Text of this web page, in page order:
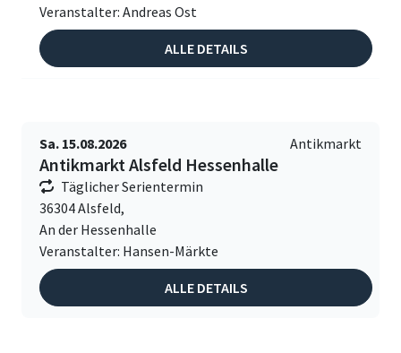
Veranstalter: Andreas Ost
ALLE DETAILS
Sa. 15.08.2026 Antikmarkt
Antikmarkt Alsfeld Hessenhalle
Täglicher Serientermin
36304 Alsfeld,
An der Hessenhalle
Veranstalter: Hansen-Märkte
ALLE DETAILS